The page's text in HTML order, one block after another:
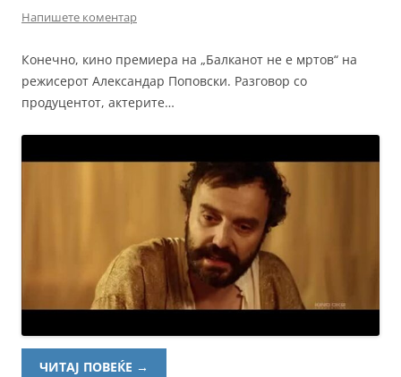
Напишете коментар
Конечно, кино премиера на „Балканот не е мртов“ на
режисерот Александар Поповски. Разговор со
продуцентот, актерите…
ЧИТАЈ ПОВЕЌЕ →